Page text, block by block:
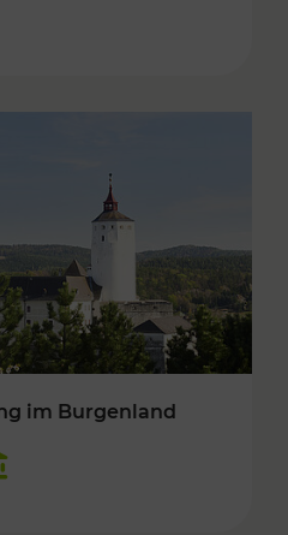
im Burgenland